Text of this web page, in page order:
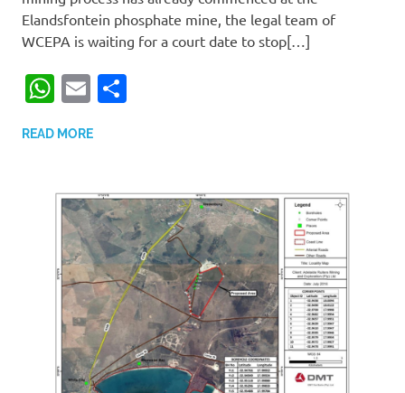
Elandsfontein phosphate mine, the legal team of
WCEPA is waiting for a court date to stop[…]
WhatsApp
Email
READ MORE